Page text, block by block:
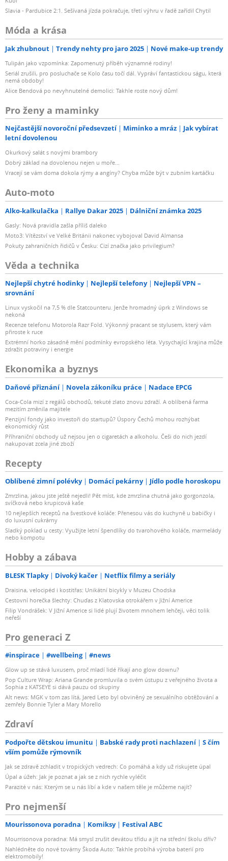
Slavia - Pardubice 2:1. Sešívaná jízda pokračuje, třetí výhru v řadě zařídil Chytil
Móda a krása
Jak zhubnout Trendy nehty pro jaro 2025 Nové make-up trendy
Tulipán jako vzpomínka: Zapomenutý příběh významné rodiny!
Seriál zrušili, pro posluchače se Kolo času točí dál. Vypráví fantastickou ságu, která
nemá obdoby!
Alice Bendová po nevyhnutelné demolici: Takhle roste nový dům!
Pro ženy a maminky
Nejčastější novoroční předsevzetí Miminko a mráz
Jak vybírat
letní dovolenou
Okurkový salát s novými brambory
Dobrý základ na dovolenou nejen u moře...
Vracejí se vám doma dokola rýmy a angíny? Chyba může být v zubním kartáčku
Auto-moto
Alko-kalkulačka Rallye Dakar 2025 Dálniční známka 2025
Gasly: Nová pravidla zašla příliš daleko
Moto3: Vítězství ve Velké Británii nakonec vybojoval David Almansa
Pokuty zahraničních řidičů v Česku: Cizí značka jako privilegium?
Věda a technika
Nejlepší chytré hodinky Nejlepší telefony
Nejlepší VPN –
srovnání
Linux vyskočil na 7,5 % dle Statcounteru. Jenže hromadný úprk z Windows se
nekoná
Recenze telefonu Motorola Razr Fold. Výkonný pracant se stylusem, který vám
přiroste k ruce
Extrémní horko zásadně mění podmínky evropského léta. Vysychající krajina může
zdražit potraviny i energie
Ekonomika a byznys
Daňové přiznání Novela zákoníku práce Nadace EPCG
Coca-Cola mizí z regálů obchodů, tekuté zlato znovu zdraží. A oblíbená farma
mezitím změnila majitele
Penzijní fondy jako investoři do startupů? Úspory Čechů mohou rozhýbat
ekonomický růst
Příhraniční obchody už nejsou jen o cigaretách a alkoholu. Češi do nich jezdí
nakupovat zcela jiné zboží
Recepty
Oblíbené zimní polévky Domácí pekárny Jídlo podle horoskopu
Zmrzlina, jakou jste ještě nejedli! Pět míst, kde zmrzlina chutná jako gorgonzola,
svíčková nebo krupicová kaše
10 nejlepších receptů na švestkové koláče: Přenesou vás do kuchyně u babičky i
do luxusní cukrárny
Sladký poklad u cesty: Využijte letní špendlíky do tvarohového koláče, marmelády
nebo kompotu
Hobby a zábava
BLESK Tlapky Divoký kačer Netflix filmy a seriály
Draisina, velocipéd i kostitřas: Unikátní bicykly v Muzeu Chodska
Cestovní horečka šlechty: Chuďas z Klatovska otrokářem v Jižní Americe
Filip Vondrášek: V Jižní Americe si lidé plují životem mnohem lehčeji, věci tolik
neřeší
Pro generaci Z
#inspirace #wellbeing #news
Glow up se stává luxusem, proč mladí lidé říkají ano glow downu?
Pop Culture Wrap: Ariana Grande promluvila o svém ústupu z veřejného života a
Sophia z KATSEYE si dává pauzu od skupiny
Alt news: MGK v tom zas lítá, Jared Leto byl obviněný ze sexuálního obtěžování a
zemřely Bonnie Tyler a Mary Morello
Zdraví
Podpořte dětskou imunitu Babské rady proti nachlazení
S čím
vším pomůže rýmovník
Jak se zdravě zchladit v tropických vedrech: Co pomáhá a kdy už riskujete úpal
Úpal a úžeh: Jak je poznat a jak se z nich rychle vyléčit
Parazité v nás: Kterým se u nás líbí a kde v našem těle je můžeme najít?
Pro nejmenší
Mourissonova poradna Komiksy Festival ABC
Mourrisonova poradna: Má smysl zrušit devátou třídu a jít na střední školu dřív?
Nahlédněte do nové továrny Škoda Auto: Takhle probíhá výroba baterií pro
elektromobily!